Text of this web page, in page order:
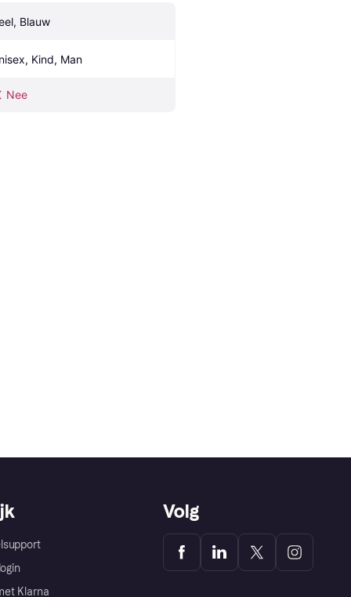
Blauw
Kind, Man
Nee
Klarna
Volg